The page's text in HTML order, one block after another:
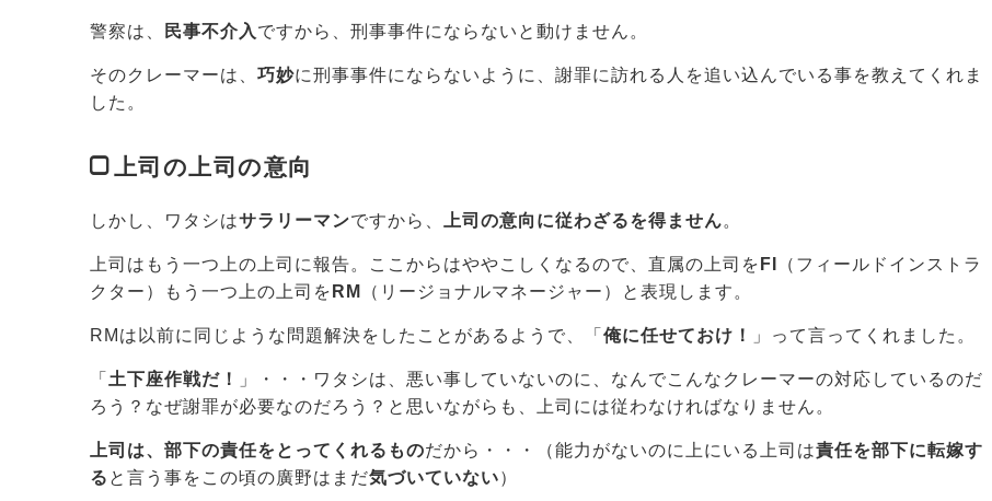
警察は、 民事不介入 ですから、刑事事件にならないと動けません。
そのクレーマーは、 巧妙に刑事事件にならないように、謝罪に訪れる人を追い込んでいる事を教えてくれま
した。
上司の上司の意向
しかし、ワタシはサラリーマンですから、 上司の意向に従わざるを得ません。
上司はもう一つ上の上司に報告。ここからはややこしくなるので、直属の上司を FI
（フィールドインストラ
クター）もう一つ上の上司を RM （リージョナルマネージャー）と表現します。
RMは以前に同じような問題解決をしたことがあるようで、「 俺に任せておけ！ 」って言ってくれました。
「 土下座作戦だ！
」・・・ワタシは、悪い事していないのに、なんでこんなクレーマーの対応しているのだ
ろう？なぜ謝罪が必要なのだろう？と思いながらも、上司には従わなければなりません。
上司は、部下の責任をとってくれるものだから・・・（能力がないのに上にいる上司は責任を部下に転嫁す
る と言う事をこの頃の廣野はまだ気づいていない）